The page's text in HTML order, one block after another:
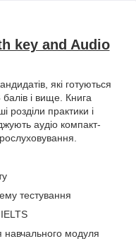
key and Audio
які готуються
і вище. Книга
розділи практики і
аудіо компакт-
тестування
навчального модуля